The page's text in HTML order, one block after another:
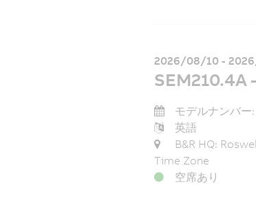
2026/08/10 -
モデルナンバー
英語
B&R HQ:
Time Zone
空席あり